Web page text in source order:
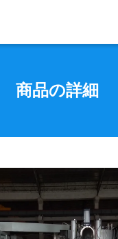
商品の詳細